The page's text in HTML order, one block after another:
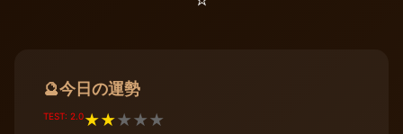
🔮今日の運勢
TEST: 2.0★★★★★